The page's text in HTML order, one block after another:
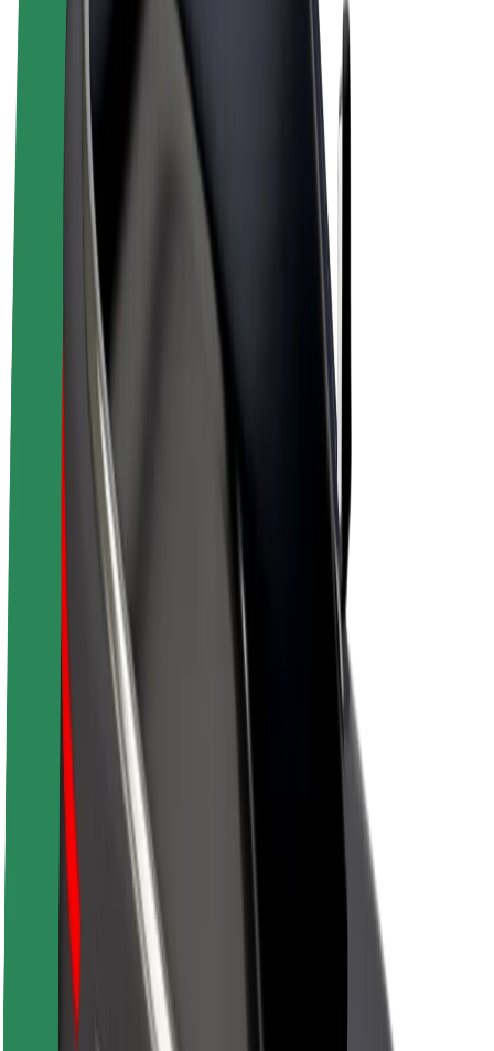
Bolt for Business
Vydělávejte s Boltem
Kurýři
Výdělky kurýra
Partneři Bolt Food
Flotily
Franšízy
Společnost
Kariéra
O společnosti Bolt
Udržitelnost podle Boltu
Projekt Zero
Blog
Tiskové centrum
Pokyny ke značce
Naše poslání
Vztahy s investory
Vedení
Značka
Média
Městský fond
Bezpečnost
Bezpečnost cestujících